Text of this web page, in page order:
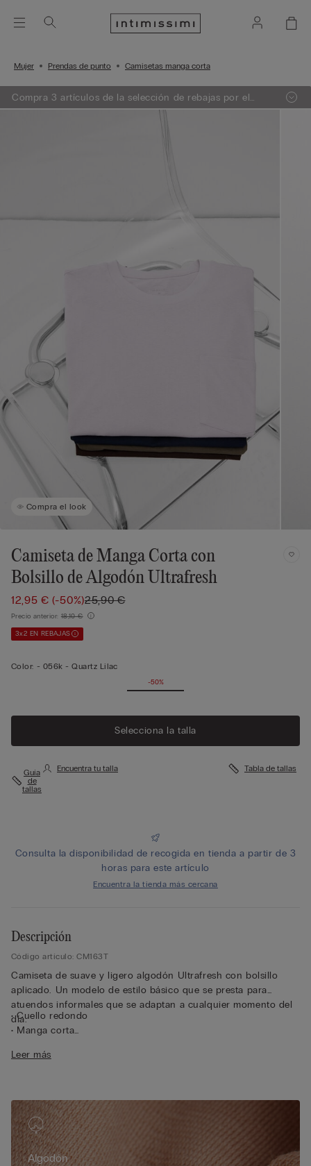
Mujer Prendas de punto Camisetas manga corta
Compra 3 artículos de la selección de rebajas por el
precio de 2. El descuento se aplicará automáticamente
Compra el look
Camiseta de Manga Corta con
Bolsillo de Algodón Ultrafresh
12,95 €(-50%)25,90 €
Precio anterior: 18,10 € i
3x2 EN REBAJAS
Color: - 056k - Quartz Lilac
-50%
Selecciona la talla
Guía
de
tallas
Encuentra tu talla Tabla de tallas
Consulta la disponibilidad de recogida en tienda a partir de 3
horas para este artículo
Encuentra la tienda más cercana
Descripción
Código artículo: CM163T
Camiseta de suave y ligero algodón Ultrafresh con bolsillo
aplicado. Un modelo de estilo básico que se presta para
atuendos informales que se adaptan a cualquier momento del
día.
• Cuello redondo
• Manga corta
• Corte recto
Leer más
Algodón